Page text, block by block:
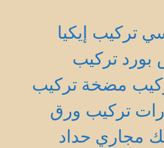
تركيب إيكيا
تركيب
مضخة تركيب
تركيب ورق
مجاري حداد